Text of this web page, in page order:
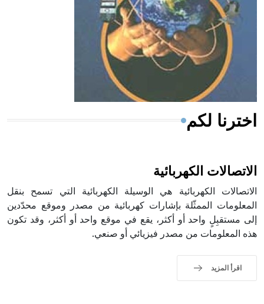
- هل تعلم أن المرجان إفراز حيواني يتكون في البحر ويتركب
من مادة كربونات الكلسيوم، وهو أحمر أو شديد الحمرة وهو
أجود أنواعه، ويمتاز بكبر الحجم ويسمى الش
اخترنا لكم
الاتصالات الكهربائية
الاتصالات الكهربائية هي الوسيلة الكهربائية التي تسمح بنقل
المعلومات الممثّلة بإشارات كهربائية من مصدر وموقع محدّدين
إلى مستقبِلٍ واحد أو أكثر، يقع في موقع واحد أو أكثر، وقد تكون
هذه المعلومات من مصدر فيزيائي أو صنعي.
اقرأ المزيد